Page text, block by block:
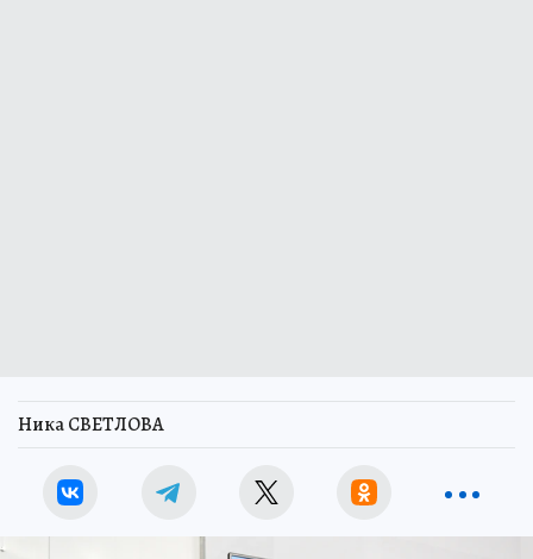
Ника СВЕТЛОВА